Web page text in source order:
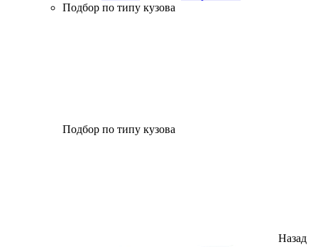
Подбор по типу кузова
Подбор по типу кузова
Назад